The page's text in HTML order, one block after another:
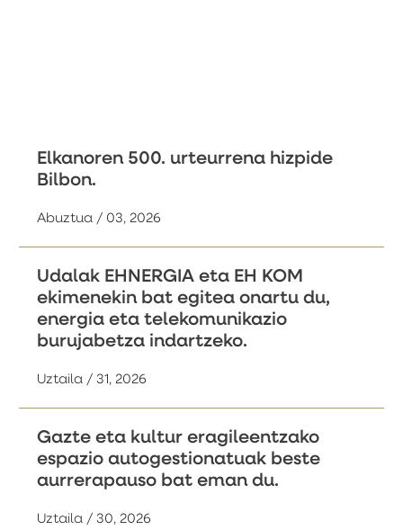
Elkanoren 500. urteurrena hizpide
Bilbon.
Abuztua / 03, 2026
Udalak EHNERGIA eta EH KOM
ekimenekin bat egitea onartu du,
energia eta telekomunikazio
burujabetza indartzeko.
Uztaila / 31, 2026
Gazte eta kultur eragileentzako
espazio autogestionatuak beste
aurrerapauso bat eman du.
Uztaila / 30, 2026